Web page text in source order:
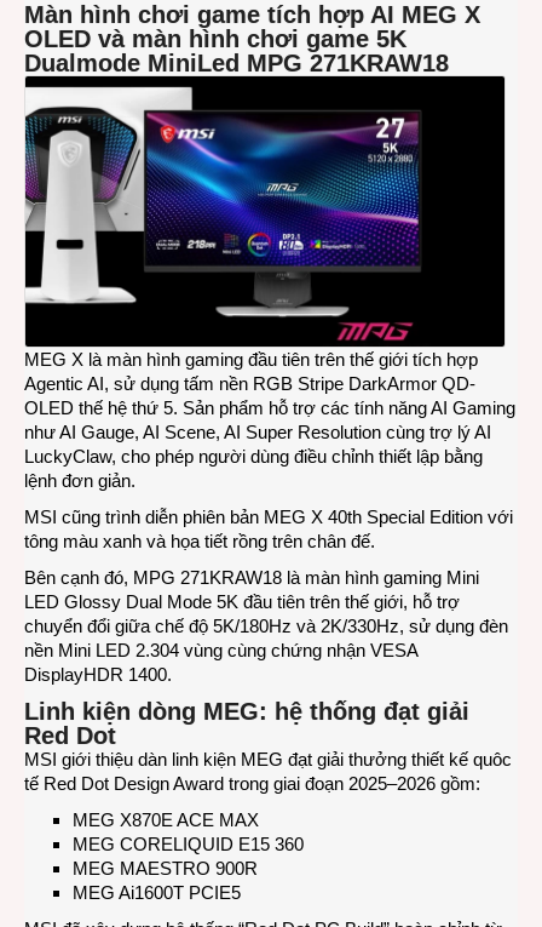
Màn hình chơi game tích hợp AI MEG X
OLED và màn hình chơi game 5K
Dualmode MiniLed MPG 271KRAW18
MEG X là màn hình gaming đầu tiên trên thế giới tích hợp
Agentic AI, sử dụng tấm nền RGB Stripe DarkArmor QD-
OLED thế hệ thứ 5. Sản phẩm hỗ trợ các tính năng AI Gaming
như AI Gauge, AI Scene, AI Super Resolution cùng trợ lý AI
LuckyClaw, cho phép người dùng điều chỉnh thiết lập bằng
lệnh đơn giản.
MSI cũng trình diễn phiên bản MEG X 40th Special Edition với
tông màu xanh và họa tiết rồng trên chân đế.
Bên cạnh đó, MPG 271KRAW18 là màn hình gaming Mini
LED Glossy Dual Mode 5K đầu tiên trên thế giới, hỗ trợ
chuyển đổi giữa chế độ 5K/180Hz và 2K/330Hz, sử dụng đèn
nền Mini LED 2.304 vùng cùng chứng nhận VESA
DisplayHDR 1400.
Linh kiện dòng MEG: hệ thống đạt giải
Red Dot
MSI giới thiệu dàn linh kiện MEG đạt giải thưởng thiết kế quôc
tế Red Dot Design Award trong giai đoạn 2025–2026 gồm:
MEG X870E ACE MAX
MEG CORELIQUID E15 360
MEG MAESTRO 900R
MEG Ai1600T PCIE5